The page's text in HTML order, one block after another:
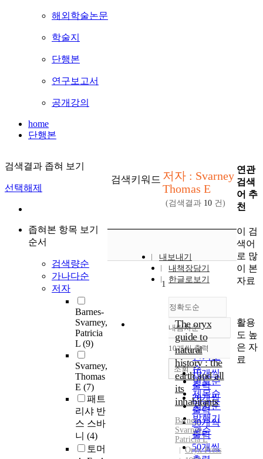
해외학술논문
학술지
단행본
연구보고서
공개강의
home
단행본
검색결과 좁혀 보기
선택해제
좁혀본 항목 보기
순서
검색량순
가나다순
저자
Barnes-
Svarney,
Patricia
L (9)
Svarney,
Thomas
E (7)
패트
리샤 반
스 스바
니 (4)
토머
검색키워드 저자 : Svarney
Thomas E
(검색결과 10 건)
내보내기
내책장담기
한글로보기
정확도순
정확도
순
인기도
순
연도순
제목순
저자순
발행기
관순
내림차순
내림차순
10개씩 출력
10개씩
출력
20개씩
출력
30개씩
출력
50개씩
조회
1
The oryx
guide to
natural
history : the
earth and all
its
inhabitants
Barnes-
Svarney,
Patricia L
Oryx Press
연관
검색
어 추
천
이 검
색어
로 많
이 본
자료
활용
도 높
은 자
료